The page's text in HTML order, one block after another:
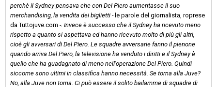
perchè il Sydney pensava che con Del Piero aumentasse il suo
merchandising, la vendita dei biglietti - le parole del giornalista, roprese
da Tuttojuve.com -. Invece è successo che il Sydney ha ricevuto meno
rispetto a quanto si aspettava ed hanno ricevuto molto di più gli altri,
cioè gli avversari di Del Piero. Le squadre avversarie fanno il pienone
quando arriva Del Piero, la televisione ha venduto i diritti e il Sydney è
quello che ha guadagnato di meno nell'operazione Del Piero. Quindi
siccome sono ultimi in classifica hanno necessità. Se torna alla Juve?
No, alla Juve non torna. Ci può essere il solito bailamme di squadre di